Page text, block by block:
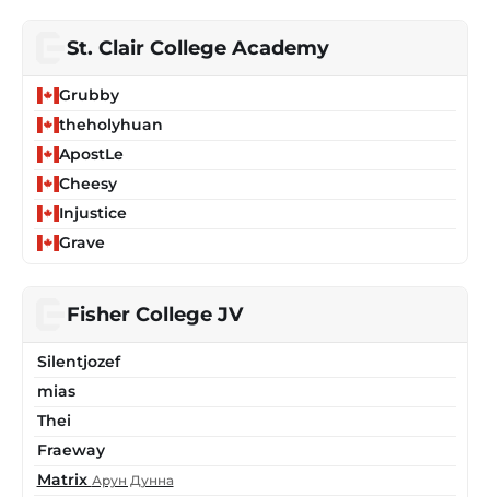
St. Clair College Academy
Grubby
theholyhuan
ApostLe
Cheesy
Injustice
Grave
Fisher College JV
Silentjozef
mias
Thei
Fraeway
Matrix Арун Дунна